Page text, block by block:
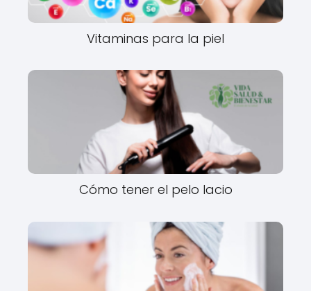
Vitaminas para la piel
Cómo tener el pelo lacio